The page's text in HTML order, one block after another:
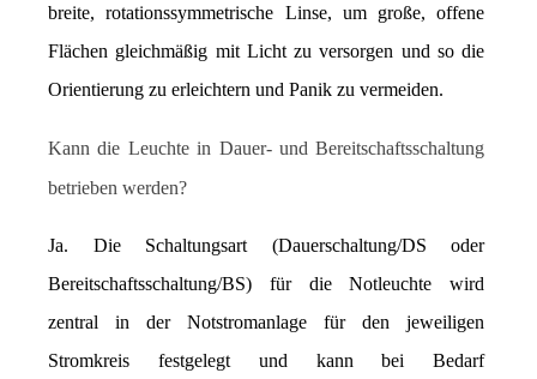
breite, rotationssymmetrische Linse, um große, offene
Flächen gleichmäßig mit Licht zu versorgen und so die
Orientierung zu erleichtern und Panik zu vermeiden.
Kann die Leuchte in Dauer- und Bereitschaftsschaltung
betrieben werden?
Ja. Die Schaltungsart (Dauerschaltung/DS oder
Bereitschaftsschaltung/BS) für die Notleuchte wird
zentral in der Notstromanlage für den jeweiligen
Stromkreis festgelegt und kann bei Bedarf